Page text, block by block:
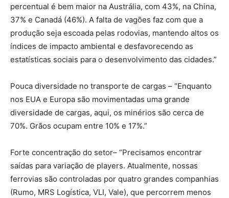
percentual é bem maior na Austrália, com 43%, na China,
37% e Canadá (46%). A falta de vagões faz com que a
produção seja escoada pelas rodovias, mantendo altos os
índices de impacto ambiental e desfavorecendo as
estatísticas sociais para o desenvolvimento das cidades.”
Pouca diversidade no transporte de cargas – “Enquanto
nos EUA e Europa são movimentadas uma grande
diversidade de cargas, aqui, os minérios são cerca de
70%. Grãos ocupam entre 10% e 17%.”
Forte concentração do setor– “Precisamos encontrar
saídas para variação de players. Atualmente, nossas
ferrovias são controladas por quatro grandes companhias
(Rumo, MRS Logística, VLI, Vale), que percorrem menos